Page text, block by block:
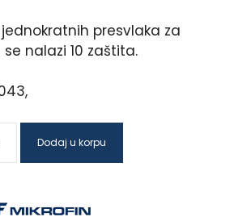
presvlaka za
nalazi 10 zaštita.
Dodaj u korpu